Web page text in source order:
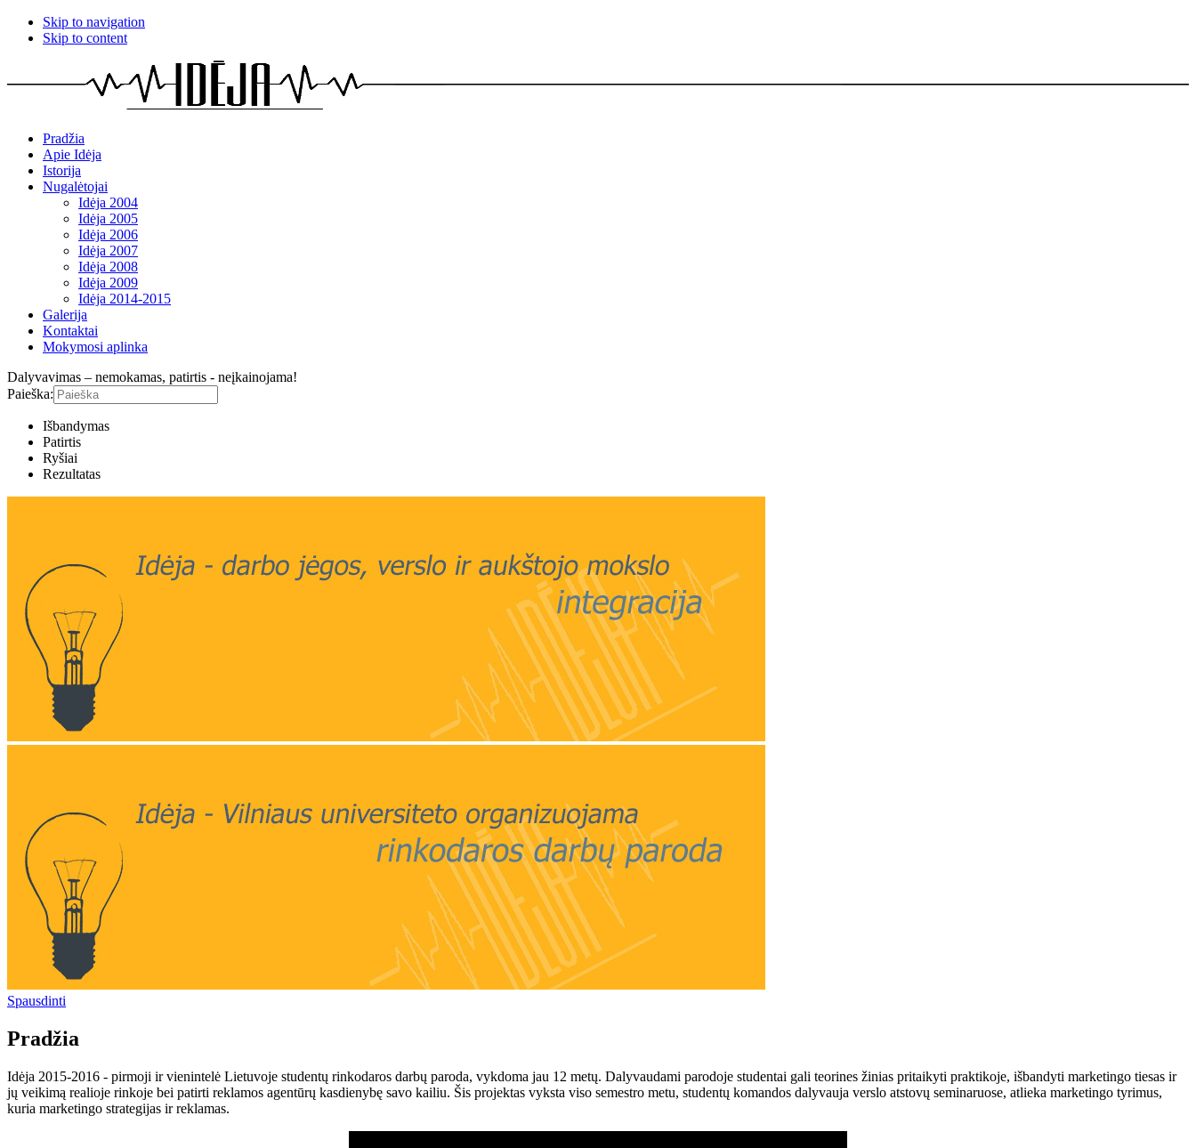
Skip to navigation
Skip to content
Pradžia
Apie Idėja
Istorija
Nugalėtojai
Idėja 2004
Idėja 2005
Idėja 2006
Idėja 2007
Idėja 2008
Idėja 2009
Idėja 2014-2015
Galerija
Kontaktai
Mokymosi aplinka
Dalyvavimas – nemokamas, patirtis - neįkainojama!
Paieška:
Išbandymas
Patirtis
Ryšiai
Rezultatas
Spausdinti
Pradžia
Idėja 2015-2016 - pirmoji ir vienintelė Lietuvoje studentų rinkodaros darbų paroda, vykdoma jau 12 metų. Dalyvaudami parodoje studentai gali teorines žinias pritaikyti praktikoje, išbandyti marketingo tiesas ir
jų veikimą realioje rinkoje bei patirti reklamos agentūrų kasdienybę savo kailiu. Šis projektas vyksta viso semestro metu, studentų komandos dalyvauja verslo atstovų seminaruose, atlieka marketingo tyrimus,
kuria marketingo strategijas ir reklamas.